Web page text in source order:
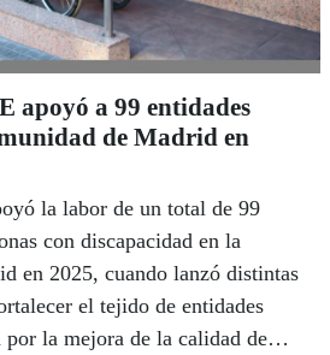
apoyó a 99 entidades
de Madrid en
la labor de un total de 99
con discapacidad en la
en 2025, cuando lanzó distintas
el tejido de entidades
por la mejora de la calidad de